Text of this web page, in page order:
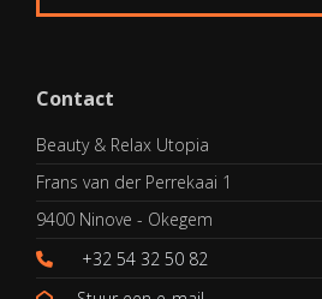
Contact
Beauty & Relax Utopia
Frans van der Perrekaai 1
9400 Ninove - Okegem
+32 54 32 50 82